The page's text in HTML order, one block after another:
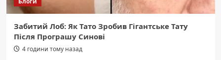
Забитий Лоб: Як Тато Зробив Гігантське Тату
Після Програшу Синові
4 години тому назад